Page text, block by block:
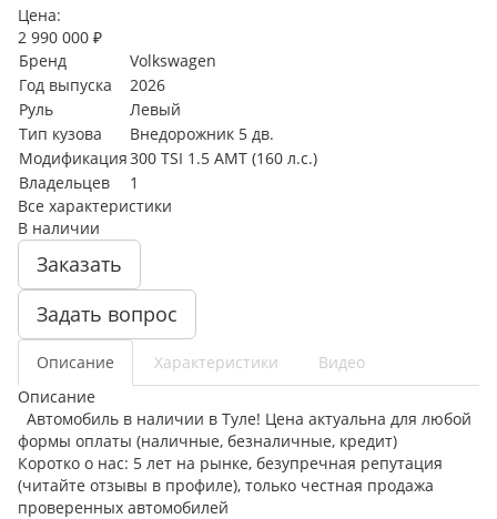
Цена:
2 990 000 ₽
Бренд
Volkswagen
Год выпуска
2026
Руль
Левый
Тип кузова
Внедорожник 5 дв.
Модификация300 TSI 1.5 AMT (160 л.с.)
Владельцев
1
Все характеристики
В наличии
Заказать
Задать вопрос
Описание Характеристики
Видео
Описание
Автомобиль в наличии в Туле! Цена актуальна для любой
формы оплаты (наличные, безналичные, кредит)
Коротко о нас: 5 лет на рынке, безупречная репутация
(читайте отзывы в профиле), только честная продажа
проверенных автомобилей